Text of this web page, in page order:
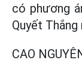
có phương
Quyết Thắng
CAO